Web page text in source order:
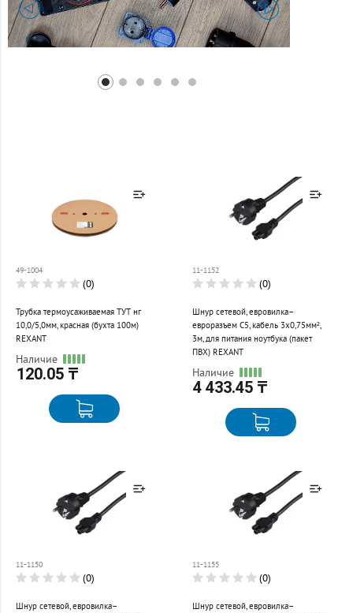
Товар добавлен к
Перейти
49-1004
(0)
Трубка термоусаживаемая ТУТ нг
10,0/5,0мм, красная (бухта 100м)
REXANT
Наличие
120.05 ₸
Товар добавлен к
Перейти
11-1152
(0)
Шнур сетевой, евровилка–
евроразъем С5, кабель 3x0,75мм²,
3м, для питания ноутбука (пакет
ПВХ) REXANT
Наличие
4 433.45 ₸
Товар добавлен к
Перейти
11-1150
(0)
Шнур сетевой, евровилка–
Товар добавлен к
Перейти
11-1155
(0)
Шнур сетевой, евровилка–